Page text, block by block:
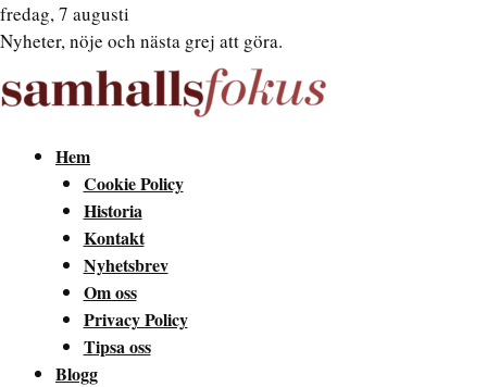
fredag, 7 augusti
Nyheter, nöje och nästa grej att göra.
Hem
Cookie Policy
Historia
Kontakt
Nyhetsbrev
Om oss
Privacy Policy
Tipsa oss
Blogg